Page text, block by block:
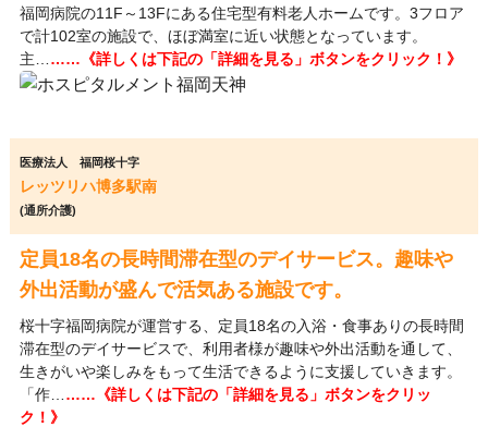
福岡病院の11F～13Fにある住宅型有料老人ホームです。3フロア
で計102室の施設で、ほぼ満室に近い状態となっています。
主… ……《詳しくは下記の「詳細を見る」ボタンをクリック！》
医療法人 福岡桜十字
レッツリハ博多駅南
(通所介護)
定員18名の長時間滞在型のデイサービス。趣味や
外出活動が盛んで活気ある施設です。
桜十字福岡病院が運営する、定員18名の入浴・食事ありの長時間
滞在型のデイサービスで、利用者様が趣味や外出活動を通して、
生きがいや楽しみをもって生活できるように支援していきます。
「作… ……《詳しくは下記の「詳細を見る」ボタンをクリッ
ク！》